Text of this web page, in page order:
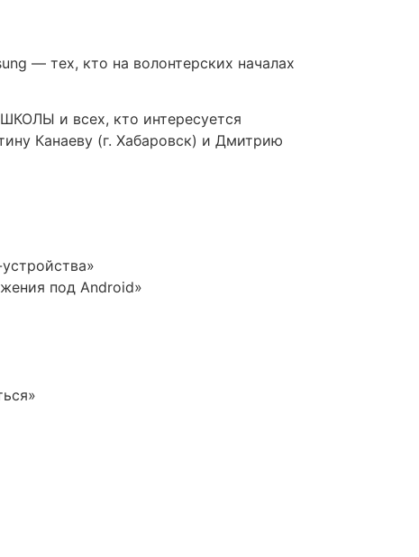
— тех, кто на волонтерских началах
и всех, кто интересуется
Канаеву (г. Хабаровск) и Дмитрию
под Android»